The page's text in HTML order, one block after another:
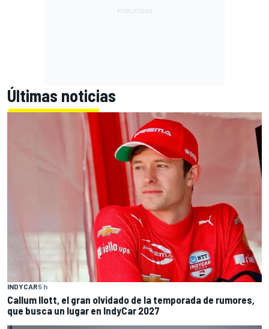
Últimas noticias
INDYCAR5 h
Callum Ilott, el gran olvidado de la temporada de rumores,
que busca un lugar en IndyCar 2027